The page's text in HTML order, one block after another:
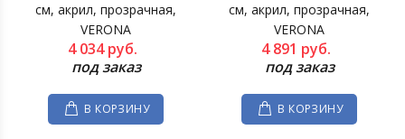
см, акрил, прозрачная,
VERONA
4 034руб.
под заказ
В КОРЗИНУ
см, акрил, прозрачная,
VERONA
4 891 руб.
под заказ
В КОРЗИНУ